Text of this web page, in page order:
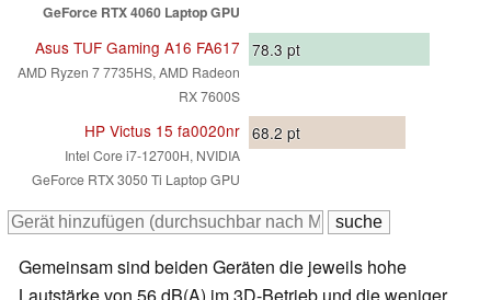
GeForce RTX 4060 Laptop GPU
Asus TUF Gaming A16 FA617
AMD Ryzen 7 7735HS, AMD Radeon
RX 7600S
78.3 pt
HP Victus 15 fa0020nr
Intel Core i7-12700H, NVIDIA
GeForce RTX 3050 Ti Laptop GPU
68.2 pt
Gemeinsam sind beiden Geräten die jeweils hohe